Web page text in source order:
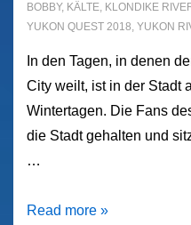
BOBBY, KÄLTE, KLONDIKE
YUKON QUEST 2018, YUKON
In den Tagen, in denen
City weilt, ist in der Stadt
Wintertagen. Die Fans
die Stadt gehalten und
…
Dawson
Read more »